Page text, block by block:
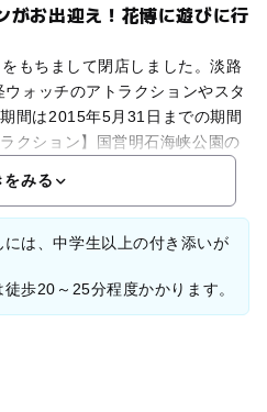
がお出迎え！花博に遊びに行
もちまして閉店しました。淡路
ォッチのアトラクションやスタ
間は2015年5月31日までの期間
クション】国営明石海峡公園の
をみる
は、中学生以上の付き添いが
歩20～25分程度かかります。